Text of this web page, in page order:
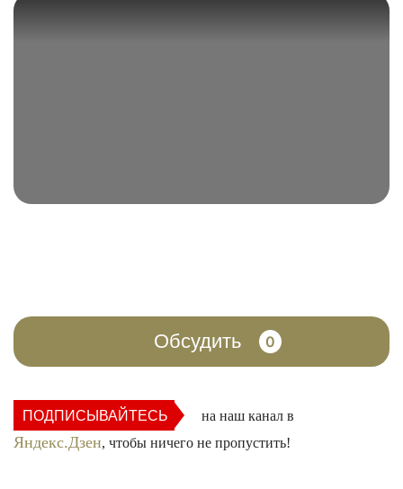
Обсудить 0
ПОДПИСЫВАЙТЕСЬ на наш канал в
Яндекс.Дзен, чтобы ничего не пропустить!